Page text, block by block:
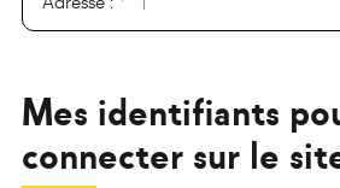
Mes identifiants
connecter sur le